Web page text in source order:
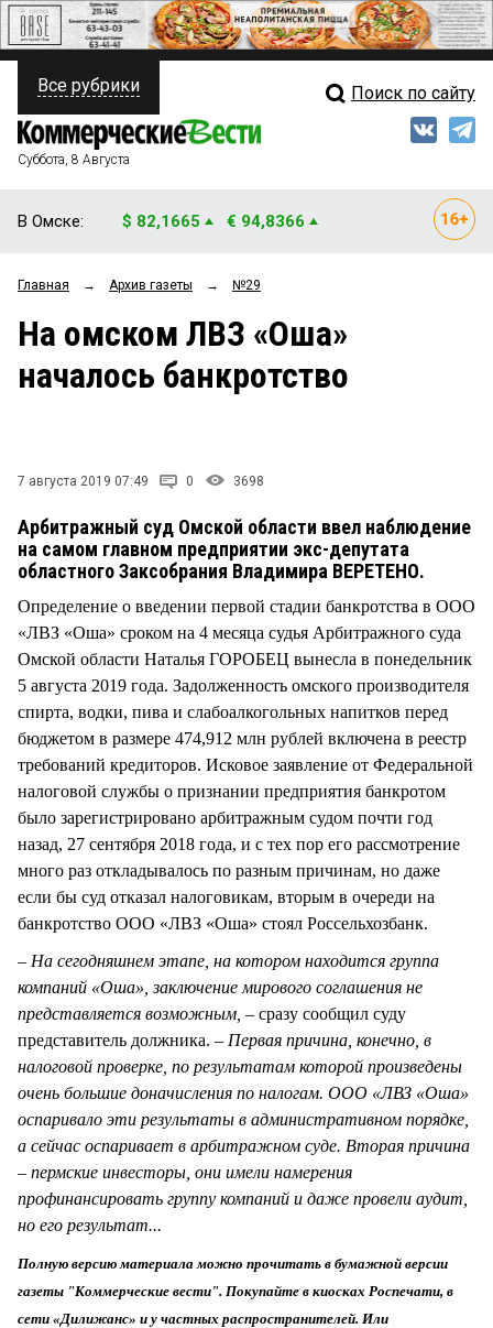
ПОЛИТИКА
ФИНАНСЫ
ОБЩЕСТВО
ЗАКОН
СТИЛЬ ЖИЗНИ
Свежий выпуск
Рейтинги
Блоги
Все рубрики Поиск по сайту
Суббота, 8 Августа
В Омске: $ 82,1665 € 94,8366
Главная → Архив газеты → №29
На омском ЛВЗ «Оша»
началось банкротство
7 августа 2019 07:49 0 3698
Арбитражный суд Омской области ввел наблюдение
на самом главном предприятии экс-депутата
областного Заксобрания Владимира ВЕРЕТЕНО.
Определение о введении первой стадии банкротства в ООО
«ЛВЗ «Оша» сроком на 4 месяца судья Арбитражного суда
Омской области Наталья ГОРОБЕЦ вынесла в понедельник
5 августа 2019 года. Задолженность омского производителя
спирта, водки, пива и слабоалкогольных напитков перед
бюджетом в размере 474,912 млн рублей включена в реестр
требований кредиторов. Исковое заявление от Федеральной
налоговой службы о признании предприятия банкротом
было зарегистрировано арбитражным судом почти год
назад, 27 сентября 2018 года, и с тех пор его рассмотрение
много раз откладывалось по разным причинам, но даже
если бы суд отказал налоговикам, вторым в очереди на
банкротство ООО «ЛВЗ «Оша» стоял Россельхозбанк.
– На сегодняшнем этапе, на котором находится группа
компаний «Оша», заключение мирового соглашения не
представляется возможным, – сразу сообщил суду
представитель должника. – Первая причина, конечно, в
налоговой проверке, по результатам которой произведены
очень большие доначисления по налогам. ООО «ЛВЗ «Оша»
оспаривало эти результаты в административном порядке,
а сейчас оспаривает в арбитражном суде. Вторая причина
– пермские инвесторы, они имели намерения
профинансировать группу компаний и даже провели аудит,
но его результат...
Полную версию материала можно прочитать в бумажной версии
газеты "Коммерческие вести". Покупайте в киосках Роспечати, в
сети «Дилижанс» и у частных распространителей. Или